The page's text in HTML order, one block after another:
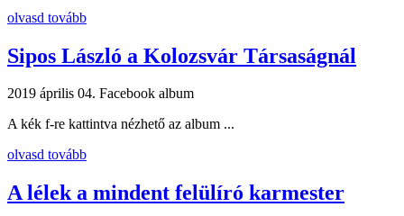
olvasd tovább
Sipos László a Kolozsvár Társaságnál
2019 április 04. Facebook album
A kék f-re kattintva nézhető az album ...
olvasd tovább
A lélek a mindent felülíró karmester